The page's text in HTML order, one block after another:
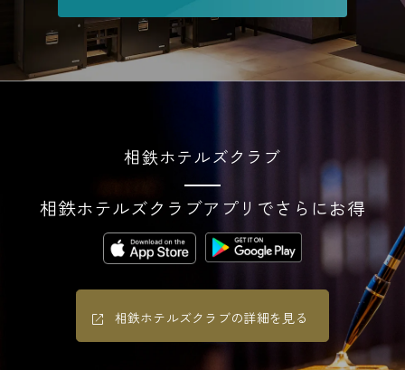
相鉄ホテルズクラブ
相鉄ホテルズクラブアプリでさらにお得
相鉄ホテルズクラブの詳細を見る